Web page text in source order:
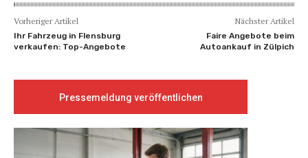
Vorheriger Artikel
Ihr Fahrzeug in Flensburg
verkaufen: Top-Angebote
Nächster Artikel
Faire Angebote beim
Autoankauf in Zülpich
Pressemeldung veröffentlichen